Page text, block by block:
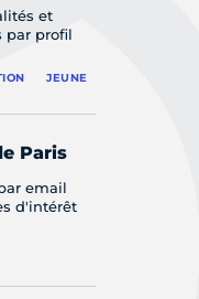
et
par profil
JEUNE
Paris
email
d'intérêt